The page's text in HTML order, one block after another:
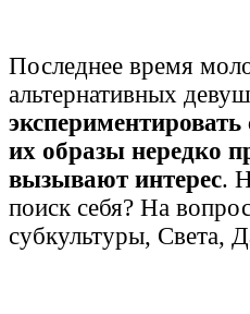
Последнее время
альтернативных
их образы нередко
вызывают интерес.
поиск себя? На
субкультуры, Света,